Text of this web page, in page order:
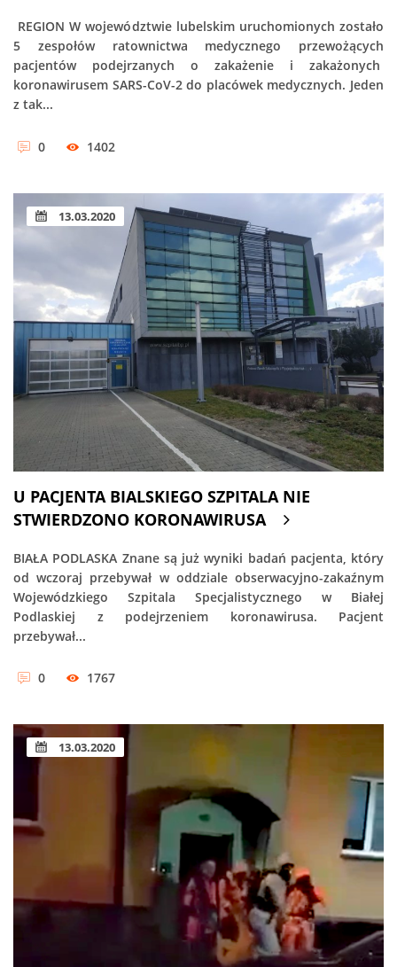
REGION W województwie lubelskim uruchomionych zostało
5 zespołów ratownictwa medycznego przewożących
pacjentów podejrzanych o zakażenie i zakażonych
koronawirusem SARS-CoV-2 do placówek medycznych. Jeden
z tak...
0 1402
13.03.2020
U PACJENTA BIALSKIEGO SZPITALA NIE
STWIERDZONO KORONAWIRUSA
BIAŁA PODLASKA Znane są już wyniki badań pacjenta, który
od wczoraj przebywał w oddziale obserwacyjno-zakaźnym
Wojewódzkiego Szpitala Specjalistycznego w Białej
Podlaskiej z podejrzeniem koronawirusa. Pacjent
przebywał...
0 1767
13.03.2020